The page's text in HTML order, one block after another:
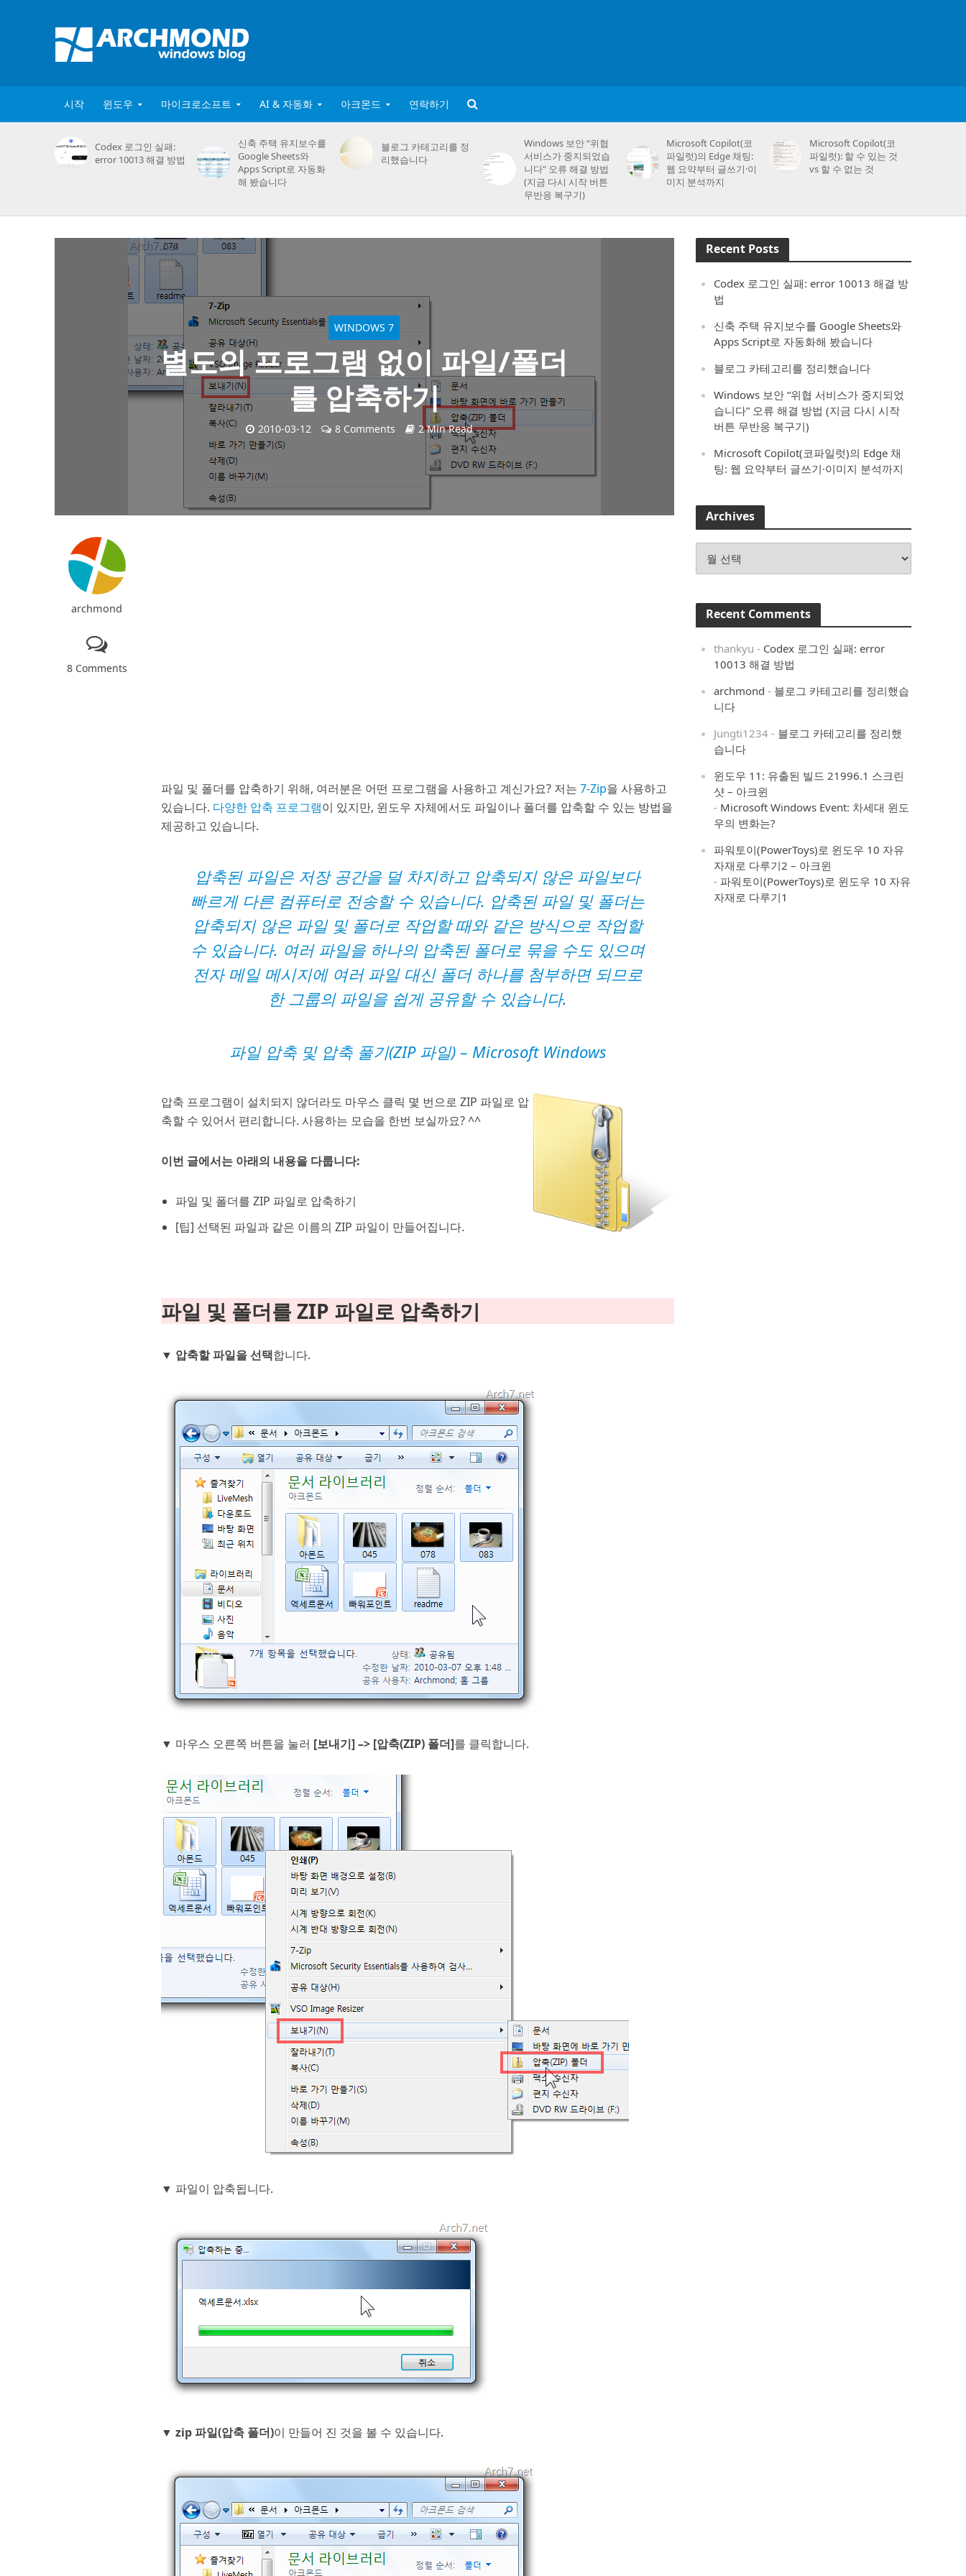
시작 윈도우 마이크로소프트 AI & 자동화 아크몬드 연락하기
Codex 로그인 실패:
error 10013 해결 방법
신축 주택 유지보수를
Google Sheets와
Apps Script로 자동화
해 봤습니다
블로그 카테고리를 정
리했습니다
Windows 보안 “위협
서비스가 중지되었습
니다” 오류 해결 방법
(지금 다시 시작 버튼
무반응 복구기)
Microsoft Copilot(코
파일럿)의 Edge 채팅:
웹 요약부터 글쓰기·이
미지 분석까지
Microsoft Copilot(코
파일럿): 할 수 있는 것
vs 할 수 없는 것
WINDOWS 7
별도의 프로그램 없이 파일/폴더
를 압축하기
2010-03-12 8 Comments 2 Min Read
archmond
8 Comments
파일 및 폴더를 압축하기 위해, 여러분은 어떤 프로그램을 사용하고 계신가요? 저는7-Zip을 사용하고
있습니다. 다양한 압축 프로그램이 있지만, 윈도우 자체에서도 파일이나 폴더를 압축할 수 있는 방법을
제공하고 있습니다.
압축된 파일은 저장 공간을 덜 차지하고 압축되지 않은 파일보다
빠르게 다른 컴퓨터로 전송할 수 있습니다. 압축된 파일 및 폴더는
압축되지 않은 파일 및 폴더로 작업할 때와 같은 방식으로 작업할
수 있습니다. 여러 파일을 하나의 압축된 폴더로 묶을 수도 있으며
전자 메일 메시지에 여러 파일 대신 폴더 하나를 첨부하면 되므로
한 그룹의 파일을 쉽게 공유할 수 있습니다.
파일 압축 및 압축 풀기(ZIP 파일)– Microsoft Windows
압축 프로그램이 설치되지 않더라도 마우스 클릭 몇 번으로 ZIP 파일로 압
축할 수 있어서 편리합니다. 사용하는 모습을 한번 보실까요? ^^
이번 글에서는 아래의 내용을 다룹니다:
파일 및 폴더를 ZIP 파일로 압축하기
[팁] 선택된 파일과 같은 이름의 ZIP 파일이 만들어집니다.
파일 및 폴더를 ZIP 파일로 압축하기
▼ 압축할 파일을 선택합니다.
▼ 마우스 오른쪽 버튼을 눌러 [보내기] –> [압축(ZIP) 폴더]를 클릭합니다.
▼ 파일이 압축됩니다.
▼zip 파일(압축 폴더)이 만들어 진 것을 볼 수 있습니다.
Recent Posts
Codex 로그인 실패: error 10013 해결 방
법
신축 주택 유지보수를 Google Sheets와
Apps Script로 자동화해 봤습니다
블로그 카테고리를 정리했습니다
Windows 보안 “위협 서비스가 중지되었
습니다” 오류 해결 방법 (지금 다시 시작
버튼 무반응 복구기)
Microsoft Copilot(코파일럿)의 Edge 채
팅: 웹 요약부터 글쓰기·이미지 분석까지
Archives
Recent Comments
thankyu - Codex 로그인 실패: error
10013 해결 방법
archmond - 블로그 카테고리를 정리했습
니다
Jungti1234 - 블로그 카테고리를 정리했
습니다
윈도우 11: 유출된 빌드 21996.1 스크린
샷 – 아크윈
- Microsoft Windows Event: 차세대 윈도
우의 변화는?
파워토이(PowerToys)로 윈도우 10 자유
자재로 다루기2 – 아크윈
- 파워토이(PowerToys)로 윈도우 10 자유
자재로 다루기1